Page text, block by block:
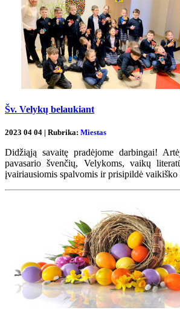
Šv. Velykų belaukiant
2023 04 04 | Rubrika: Miestas
Didžiąją savaitę pradėjome darbingai!
pavasario švenčių, Velykoms, vaikų
įvairiausiomis spalvomis ir prisipildė vaikiško